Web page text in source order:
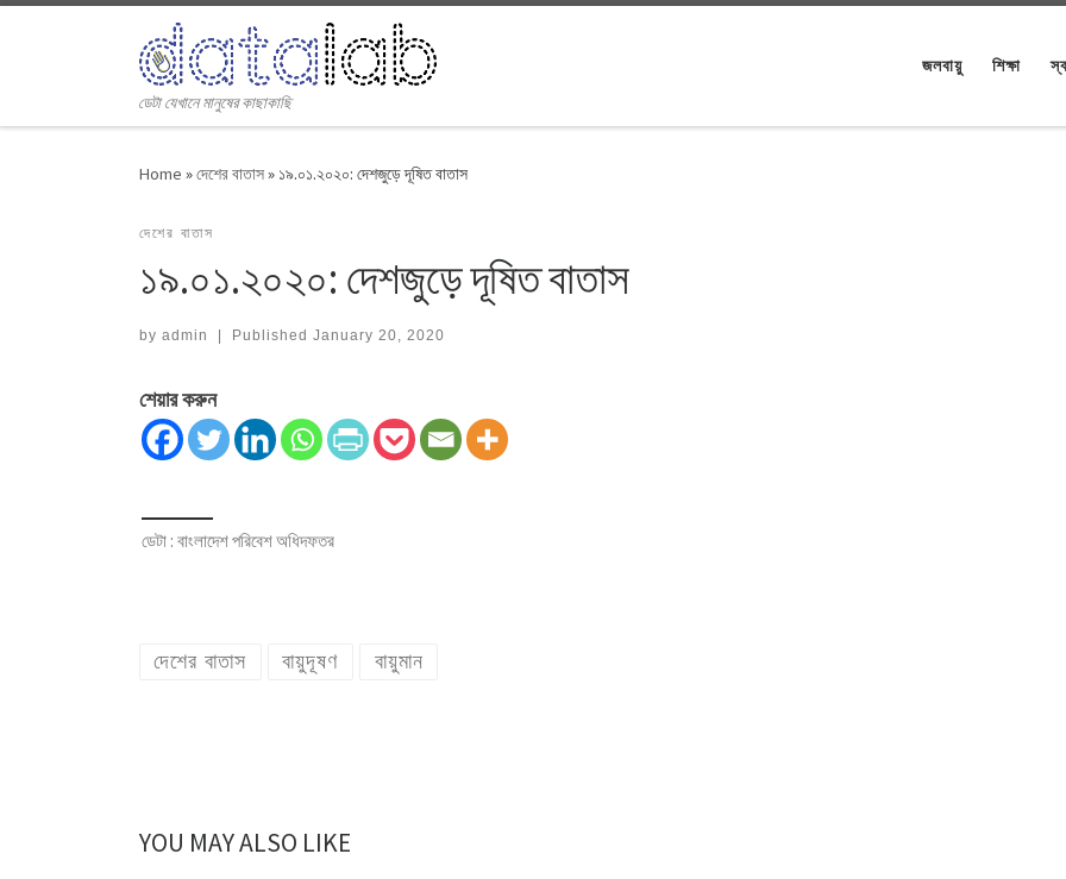
ডেটা যেখানে মানুষের কাছাকাছি
জলবায়ু শিক্ষা
Home »দেশের বাতাস» ১৯.০১.২০২০: দেশজুড়ে দূষিত বাতাস
দেশের বাতাস
১৯.০১.২০২০: দেশজুড়ে দূষিত বাতাস
by admin | Published January 20, 2020
শেয়ার করুন
ডেটা : বাংলাদেশ পরিবেশ অধিদফতর
দেশের বাতাস বায়ুদূষণ বায়ুমান
YOU MAY ALSO LIKE